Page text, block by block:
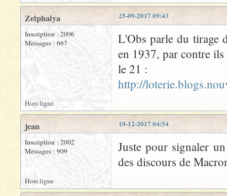
25-09-2017 09:43
Zelphalya
Inscription : 2006
Messages : 667
L'Obs parle du tirage
en 1937, par contre
le 21 :
http://
Hors ligne
10-12-2017 04:54
jean
Inscription : 2002
Messages : 909
Juste pour signaler
des discours de
Hors ligne